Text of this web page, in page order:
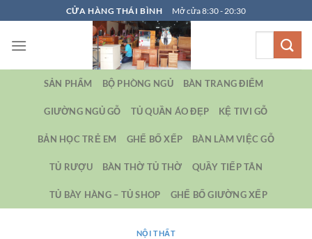
qua
nội
CỬA HÀNG THÁI BÌNH Mở cửa 8:30 - 20:30
SẢN PHẨM BỘ PHÒNG NGỦ BÀN TRANG ĐIỂM
GIƯỜNG NGỦ GỖ TỦ QUẦN ÁO ĐẸP KỆ TIVI GỖ
BẢN HỌC TRẺ EM GHẾ BỐ XẾP BÀN LÀM VIỆC GỖ
TỦ RƯỢU BÀN THỜ TỦ THỜ QUẦY TIẾP TÂN
TỦ BÀY HÀNG – TỦ SHOP GHẾ BỐ GIƯỜNG XẾP
NỘI THẤT